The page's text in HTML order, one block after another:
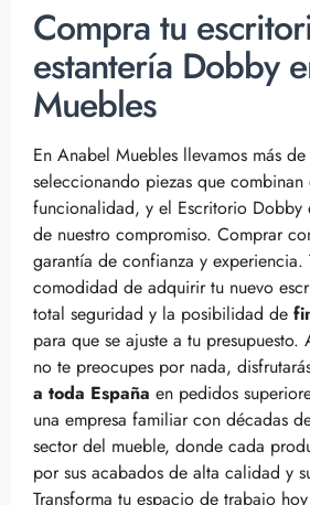
Compra tu
estantería Dobby
Muebles
En Anabel Muebles llevamos más de
seleccionando piezas que
funcionalidad, y el Escritorio Dobby
de nuestro compromiso. Comprar
garantía de confianza y experiencia.
comodidad de adquirir tu nuevo
total seguridad y la posibilidad de
para que se ajuste a tu presupuesto.
no te preocupes por nada,
a toda España en pedidos
una empresa familiar con décadas
sector del mueble, donde cada
por sus acabados de alta calidad y
Transforma tu espacio de trabajo